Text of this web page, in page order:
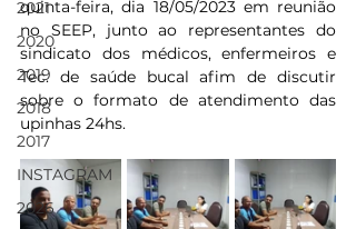
2021
2020
2019
2018
2017
INSTAGRAM
2026
quinta-feira, dia 18/05/2023 em reunião
no SEEP, junto ao representantes do
sindicato dos médicos, enfermeiros e
Tec. de saúde bucal afim de discutir
sobre o formato de atendimento das
upinhas 24hs.